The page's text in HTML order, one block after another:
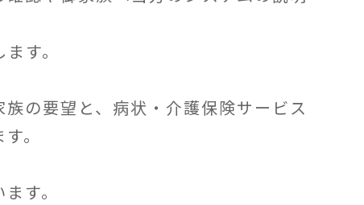
す。
の要望と、病状・介護保険サービス
。
す。